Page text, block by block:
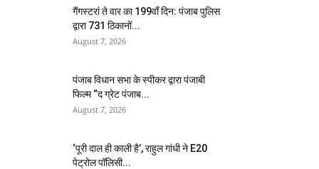
गैंगस्टरां ते वार का 199वाँ दिन: पंजाब पुलिस
द्वारा 731 ठिकानों...
August 7, 2026
पंजाब विधान सभा के स्पीकर द्वारा पंजाबी
फिल्म “द ग्रेट पंजाब...
August 7, 2026
‘पूरी दाल ही काली है’, राहुल गांधी ने E20
पेट्रोल पॉलिसी...